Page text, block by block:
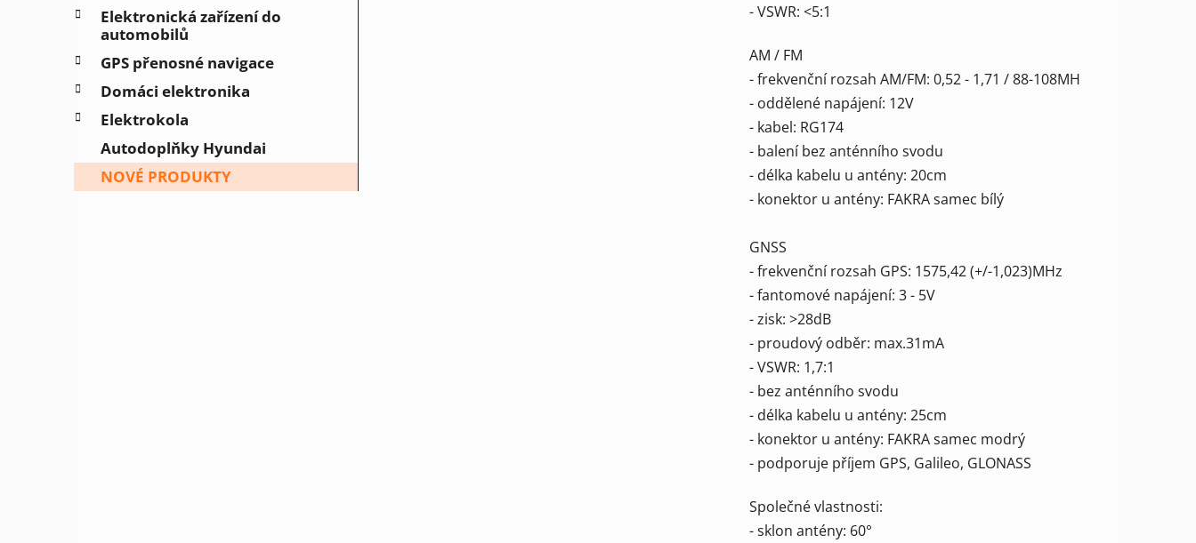
Elektronická zařízení do
automobilů
GPS přenosné navigace
Domáci elektronika
Elektrokola
Autodoplňky Hyundai
NOVÉ PRODUKTY
- VSWR: <5:1
AM / FM
- frekvenční rozsah AM/FM: 0,52 - 1,71 / 88-108MH
- oddělené napájení: 12V
- kabel: RG174
- balení bez anténního svodu
- délka kabelu u antény: 20cm
- konektor u antény: FAKRA samec bílý
GNSS
- frekvenční rozsah GPS: 1575,42 (+/-1,023)MHz
- fantomové napájení: 3 - 5V
- zisk: >28dB
- proudový odběr: max.31mA
- VSWR: 1,7:1
- bez anténního svodu
​- délka kabelu u antény: 25cm
- konektor u antény: FAKRA samec modrý
- podporuje příjem GPS, Galileo, GLONASS
Společné vlastnosti:
- sklon antény: 60°